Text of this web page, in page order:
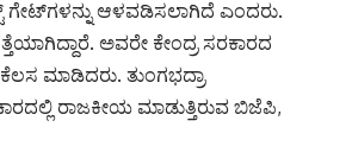
ಗೇಟ್‌ಗಳನ್ನು ಆಳವಡಿಸಲಾಗಿದೆ ಎಂದರು.
ಅವರೇ ಕೇಂದ್ರ ಸರಕಾರದ
ಮಾಡಿದರು. ತುಂಗಭದ್ರಾ
ರಾಜಕೀಯ ಮಾಡುತ್ತಿರುವ ಬಿಜೆಪಿ,